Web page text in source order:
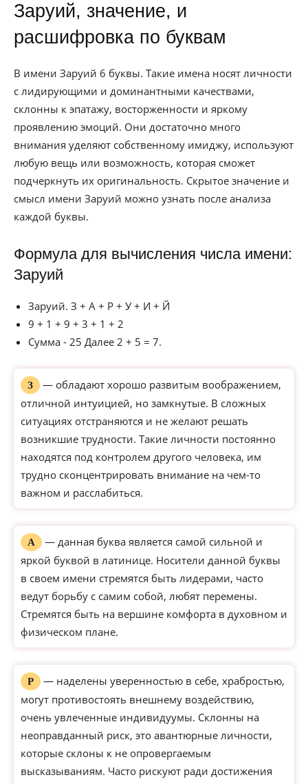
Заруий, значение, и
расшифровка по буквам
В имени Заруий 6 буквы. Такие имена носят личности
с лидирующими и доминантными качествами,
склонны к эпатажу, восторженности и яркому
проявлению эмоций. Они достаточно много
внимания уделяют собственному имиджу, используют
любую вещь или возможность, которая сможет
подчеркнуть их оригинальность. Скрытое значение и
смысл имени Заруий можно узнать после анализа
каждой буквы.
Формула для вычисления числа имени:
Заруий
Заруий. З + А + Р + У + И + Й
9 + 1 + 9 + 3 + 1 + 2
Сумма - 25 Далее 2 + 5 = 7.
З
— обладают хорошо развитым воображением,
отличной интуицией, но замкнутые. В сложных
ситуациях отстраняются и не желают решать
возникшие трудности. Такие личности постоянно
находятся под контролем другого человека, им
трудно сконцентрировать внимание на чем-то
важном и расслабиться.
А
— данная буква является самой сильной и
яркой буквой в латинице. Носители данной буквы
в своем имени стремятся быть лидерами, часто
ведут борьбу с самим собой, любят перемены.
Стремятся быть на вершине комфорта в духовном и
физическом плане.
Р
— наделены уверенностью в себе, храбростью,
могут противостоять внешнему воздействию,
очень увлеченные индивидуумы. Склонны на
неоправданный риск, это авантюрные личности,
которые склоны к не опровергаемым
высказываниям. Часто рискуют ради достижения